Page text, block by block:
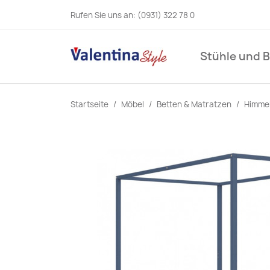
Rufen Sie uns an: (0931) 322 78 0
Stühle und
Startseite Möbel Betten & Matratzen